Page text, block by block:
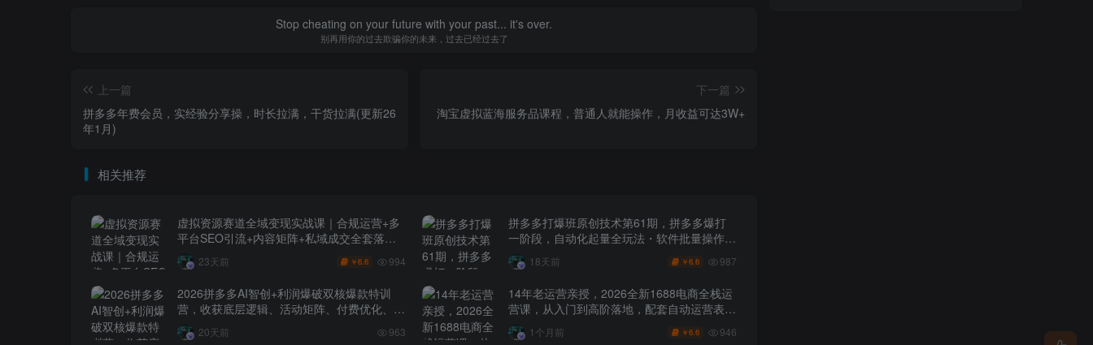
Stop cheating on your future with your past... it's over.
别再用你的过去欺骗你的未来，过去已经过去了
上一篇
拼多多年费会员，实经验分享操，时长拉满，干货拉满(更新26
年1月)
下一篇
淘宝虚拟蓝海服务品课程，普通人就能操作，月收益可达3W+
相关推荐
虚拟资源赛道全域变现实战课｜合规运营+多
平台SEO引流+内容矩阵+私域成交全套落地
玩法
23天前 ￥6.6 994
拼多多打爆班原创技术第61期，拼多多爆打
一阶段，自动化起量全玩法・软件批量操作・
投产优化・大促矩阵实战课
18天前 ￥6.6 987
2026拼多多AI智创+利润爆破双核爆款特训
营，收获底层逻辑、活动矩阵、付费优化、0-
1打爆SOP
20天前 963
14年老运营亲授，2026全新1688电商全栈运
营课，从入门到高阶落地，配套自动运营表
+工具包+直播诊断等
1个月前 ￥6.6 946